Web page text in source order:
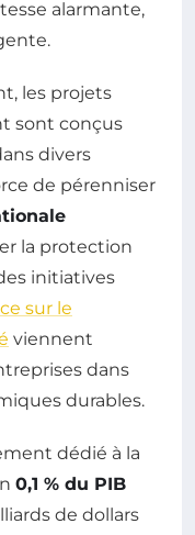
alarmante,
les projets
sont conçus
divers
de pérenniser
la protection
initiatives
sur le
viennent
dans
durables.
dédié à la
0,1 % du PIB
de dollars